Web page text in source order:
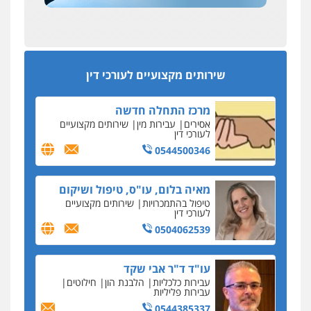
שירותים מקצועיים לעורכי דין
מקצועיים לעורכי דין
מרכז התחלה חדשה
אסירים עבירות מין שירותים מקצועיים
לעורכי דין
0544500346
מאיה בלום, עו"ס, טיפול ושיקום
טיפול בהתמכרויות שירותים מקצועיים
לעורכי דין
0504062539
עו"ד ד"ר אבי שקד
עבירות כלכליות הלבנת הון חילוטים
עבירות פליליות
עסקה חמה
כתב האישום נגד עו"ד עידן דביר: האונס והמחירון
לאקטים מיניים
כתב אישום: יו"ר ש"ס לשעבר בחיפה וסינדיקאט
ההלוואות של משפחת הרינג
הפרקליטות: הרב נתנאל חייק ואביו הרב אריה חייק
שמשו אנשי
החשוד ברצח עו"ד ארבל פלדמן טען לרקע נפשי
ושתק בחקירתו
בבית המשפט התברר כי לחשוד, אחמד אלרג'וב
מרמלה, לא נערכה
יחסי עו"ד לקוח
עורכת דין נעצרה בחשד להעברת סם לנאשם בכלא
השרון